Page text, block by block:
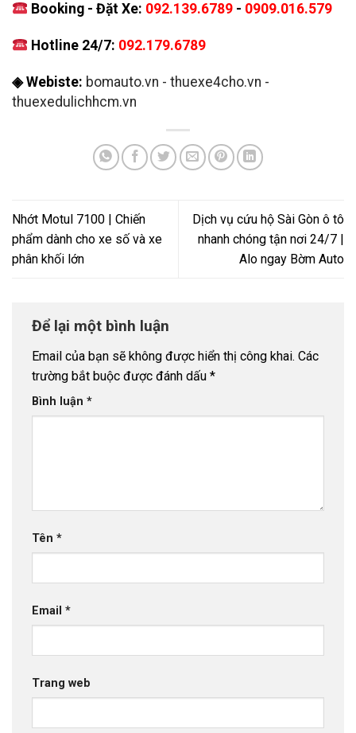
Booking - Đặt Xe: 092.139.6789 - 0909.016.579
Hotline 24/7: 092.179.6789
◈ Webiste: bomauto.vn - thuexe4cho.vn -
thuexedulichhcm.vn
Nhớt Motul 7100 | Chiến
phẩm dành cho xe số và xe
phân khối lớn
Dịch vụ cứu hộ Sài Gòn ô tô
nhanh chóng tận nơi 24/7 |
Alo ngay Bờm Auto
Để lại một bình luận
Email của bạn sẽ không được hiển thị công khai. Các
trường bắt buộc được đánh dấu *
Bình luận *
Tên *
Email *
Trang web